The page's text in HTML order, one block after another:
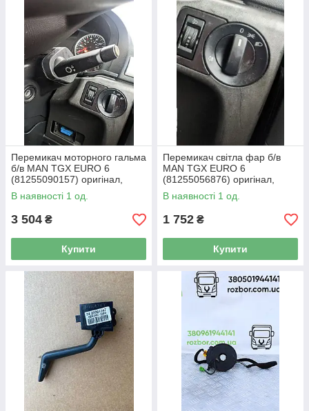
Перемикач моторного гальма
б/в MAN TGX EURO 6
(81255090157) оригінал,
100х90х200 мм
В наявності 1 од.
3 504 ₴
Купити
Перемикач світла фар б/в
MAN TGX EURO 6
(81255056876) оригінал,
70х70х90 мм
В наявності 1 од.
1 752 ₴
Купити